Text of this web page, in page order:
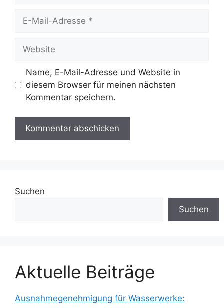
Website
Name, E-Mail-Adresse und Website in
diesem Browser für meinen nächsten
Kommentar speichern.
Suchen
Suchen
Aktuelle Beiträge
Ausnahmegenehmigung für Wasserwerke: